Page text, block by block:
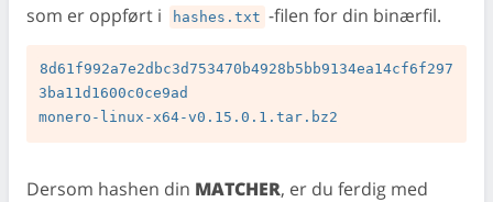
som er oppført i
hashes.txt -filen for din binærfil.
8d61f992a7e2dbc3d753470b4928b5bb9134ea14cf6f297
3ba11d1600c0ce9ad
Dersom hashen din MATCHER, er du ferdig med